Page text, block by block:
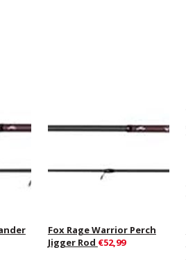
Fox Rage Warrior Perch
Jigger Rod €52,99